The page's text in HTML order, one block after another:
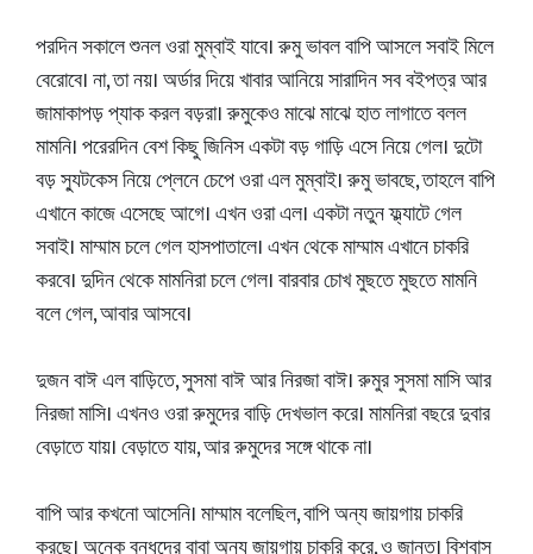
পরদিন সকালে শুনল ওরা মুম্বাই যাবে। রুমু ভাবল বাপি আসলে সবাই মিলে
বেরোবে। না, তা নয়। অর্ডার দিয়ে খাবার আনিয়ে সারাদিন সব বইপত্র আর
জামাকাপড় প্যাক করল বড়রা। রুমুকেও মাঝে মাঝে হাত লাগাতে বলল
মামনি। পরেরদিন বেশ কিছু জিনিস একটা বড় গাড়ি এসে নিয়ে গেল। দুটো
বড় স্যুটকেস নিয়ে প্লেনে চেপে ওরা এল মুম্বাই। রুমু ভাবছে, তাহলে বাপি
এখানে কাজে এসেছে আগে। এখন ওরা এল। একটা নতুন ফ্ল্যাটে গেল
সবাই। মাম্মাম চলে গেল হাসপাতালে। এখন থেকে মাম্মাম এখানে চাকরি
করবে। দুদিন থেকে মামনিরা চলে গেল। বারবার চোখ মুছতে মুছতে মামনি
বলে গেল, আবার আসবে।
দুজন বাঈ এল বাড়িতে, সুসমা বাঈ আর নিরজা বাঈ। রুমুর সুসমা মাসি আর
নিরজা মাসি। এখনও ওরা রুমুদের বাড়ি দেখভাল করে। মামনিরা বছরে দুবার
বেড়াতে যায়। বেড়াতে যায়, আর রুমুদের সঙ্গে থাকে না।
বাপি আর কখনো আসেনি। মাম্মাম বলেছিল, বাপি অন্য জায়গায় চাকরি